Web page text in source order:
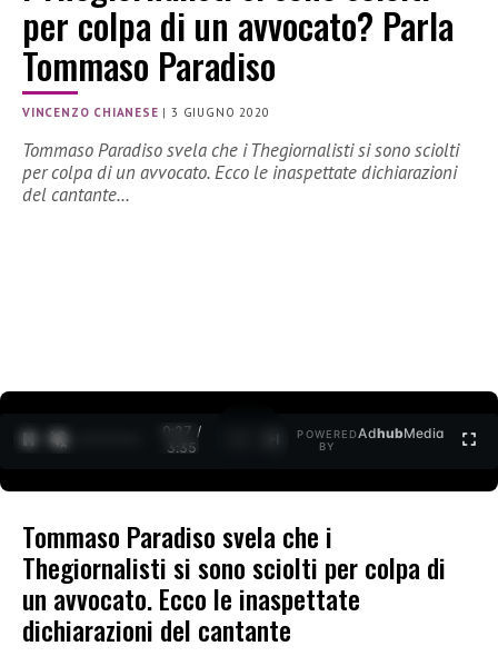
per colpa di un avvocato? Parla
Tommaso Paradiso
VINCENZO CHIANESE |3 GIUGNO 2020
Tommaso Paradiso svela che i Thegiornalisti si sono sciolti
per colpa di un avvocato. Ecco le inaspettate dichiarazioni
del cantante…
0:27 /
3:35
POWERED
BY
AdhubMedia
Tommaso Paradiso svela che i
Thegiornalisti si sono sciolti per colpa di
un avvocato. Ecco le inaspettate
dichiarazioni del cantante